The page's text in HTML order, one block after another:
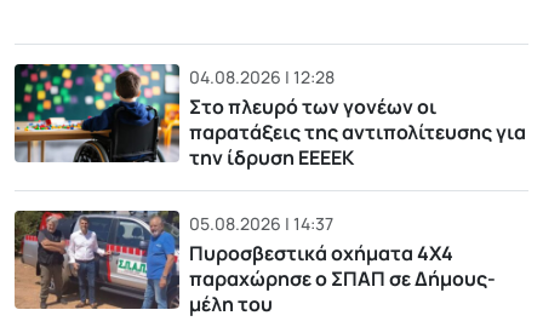
04.08.2026 | 12:28
Στο πλευρό των γονέων οι
παρατάξεις της αντιπολίτευσης για
την ίδρυση ΕΕΕΕΚ
05.08.2026 | 14:37
Πυροσβεστικά οχήματα 4Χ4
παραχώρησε ο ΣΠΑΠ σε Δήμους-
μέλη του